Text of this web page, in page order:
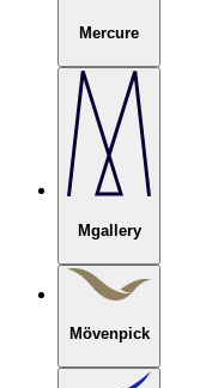
Mercure
Mgallery
Mövenpick